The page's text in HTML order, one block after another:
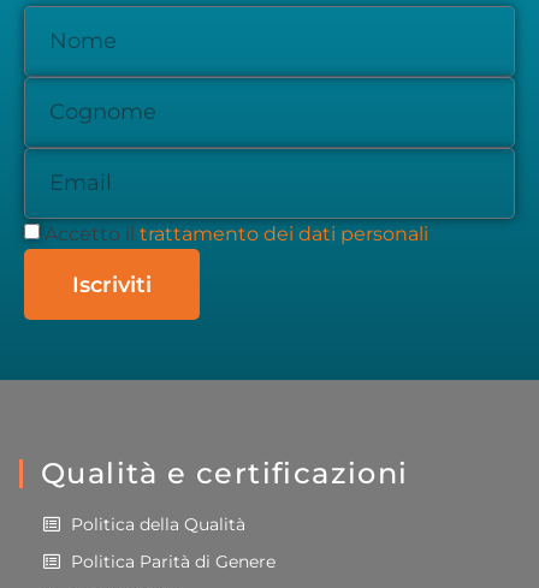
Accetto il trattamento dei dati personali
Iscriviti
Qualità e certificazioni
Politica della Qualità
Politica Parità di Genere